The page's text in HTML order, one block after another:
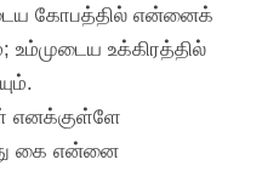
கோபத்தில் என்னைக்
உம்முடைய உக்கிரத்தில்
எனக்குள்ளே
கை என்னை